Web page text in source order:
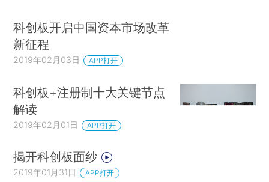
科创板开启中国资本市场改革
新征程
2019年02月03日 APP打开
科创板+注册制十大关键节点
解读
2019年02月01日 APP打开
揭开科创板面纱
2019年01月31日 APP打开